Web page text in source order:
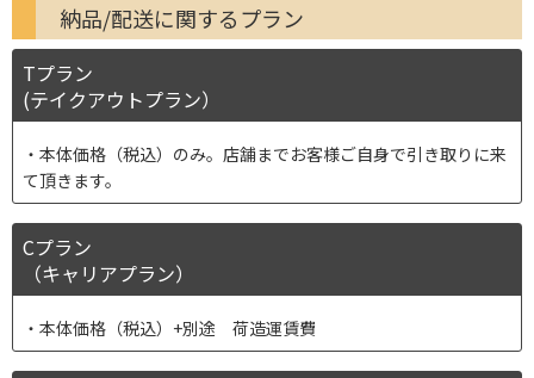
納品/配送に関するプラン
Tプラン
(テイクアウトプラン）
本体価格（税込）のみ。店舗までお客様ご自身で引き取りに来
て頂きます。
Cプラン
（キャリアプラン）
本体価格（税込）+別途 荷造運賃費